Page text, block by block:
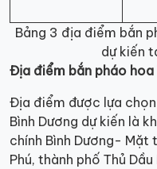
Bảng 3 địa điểm bắn
dự kiến
Địa điểm bắn pháo hoa
Địa điểm được lựa
Bình Dương dự kiến là
chính Bình Dương- Mặt
Phú, thành phố Thủ